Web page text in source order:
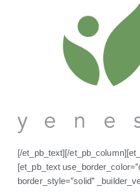
[/et_pb_text][/
[et_pb_text
border_style=”solid”